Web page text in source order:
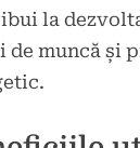
la
de muncă și